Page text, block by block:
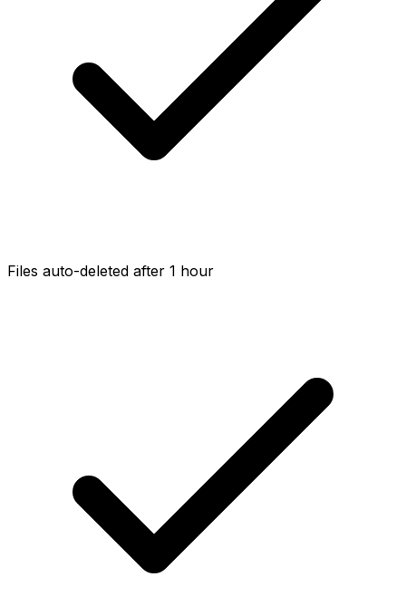
Files auto-deleted after 1 hour